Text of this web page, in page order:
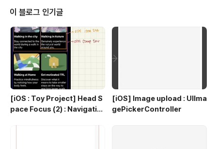
er({user, onRemove, onToggle}) { return( onT..
이 블로그 인기글
[iOS : Toy Project] Head S
pace Focus (2) : Navigatio
[iOS] Image upload : UIIma
gePickerController